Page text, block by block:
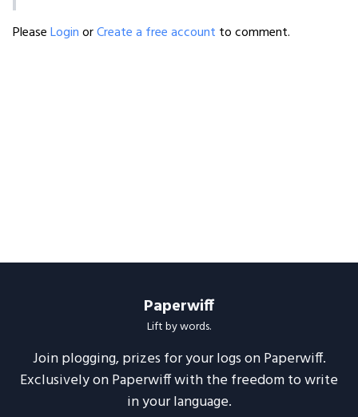
PleaseLoginorCreate a free account to comment.
Paperwiff
Lift by words.
Join plogging, prizes for your logs on Paperwiff.
Exclusively on Paperwiff with the freedom to write
in your language.